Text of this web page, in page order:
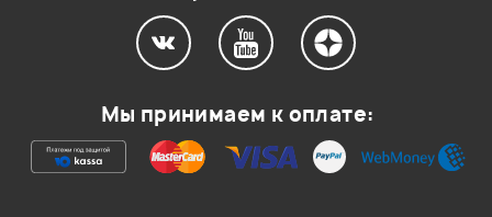
Ваша оценка:
Мы принимаем к оплате: